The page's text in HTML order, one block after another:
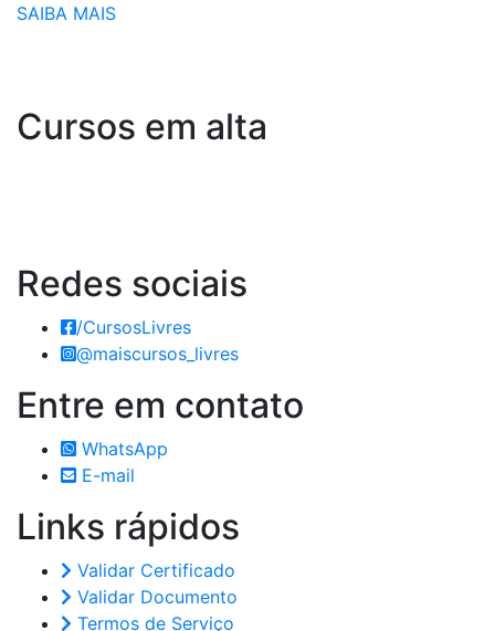
SAIBA MAIS
Cursos em alta
Redes sociais
/CursosLivres
@maiscursos_livres
Entre em contato
WhatsApp
E-mail
Links rápidos
Validar Certificado
Validar Documento
Termos de Serviço